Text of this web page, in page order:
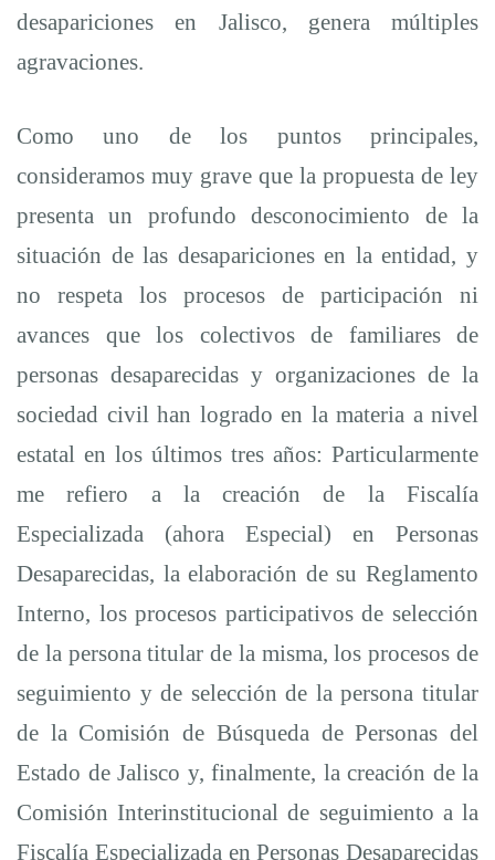
desapariciones en Jalisco, genera múltiples
agravaciones.
Como uno de los puntos principales,
consideramos muy grave que la propuesta de ley
presenta un profundo desconocimiento de la
situación de las desapariciones en la entidad, y
no respeta los procesos de participación ni
avances que los colectivos de familiares de
personas desaparecidas y organizaciones de la
sociedad civil han logrado en la materia a nivel
estatal en los últimos tres años: Particularmente
me refiero a la creación de la Fiscalía
Especializada (ahora Especial) en Personas
Desaparecidas, la elaboración de su Reglamento
Interno, los procesos participativos de selección
de la persona titular de la misma, los procesos de
seguimiento y de selección de la persona titular
de la Comisión de Búsqueda de Personas del
Estado de Jalisco y, finalmente, la creación de la
Comisión Interinstitucional de seguimiento a la
Fiscalía Especializada en Personas Desaparecidas